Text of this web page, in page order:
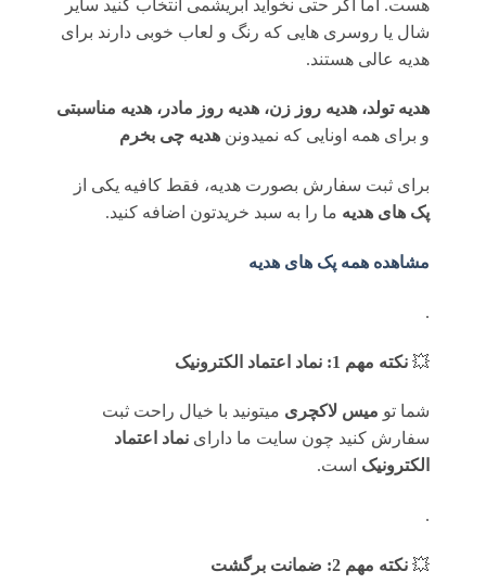
هست. اما اگر حتی نخواید ابریشمی انتخاب کنید سایر
شال یا روسری هایی که رنگ و لعاب خوبی دارند برای
هدیه عالی هستند.
هدیه تولد، هدیه روز زن، هدیه روز مادر، هدیه مناسبتی
و برای همه اونایی که نمیدونن هدیه چی بخرم
برای ثبت سفارش بصورت هدیه، فقط کافیه یکی از
پک های هدیه ما را به سبد خریدتون اضافه کنید.
مشاهده همه پک های هدیه
.
💥 نکته مهم 1: نماد اعتماد الکترونیک
شما تو میس لاکچری میتونید با خیال راحت ثبت
سفارش کنید چون سایت ما دارای نماد اعتماد
الکترونیک است.
.
💥 نکته مهم 2: ضمانت برگشت